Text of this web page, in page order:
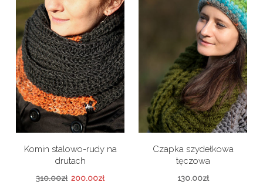
Komin stalowo-rudy na
drutach
310.00zł 200.00zł
Czapka szydełkowa
tęczowa
130.00zł